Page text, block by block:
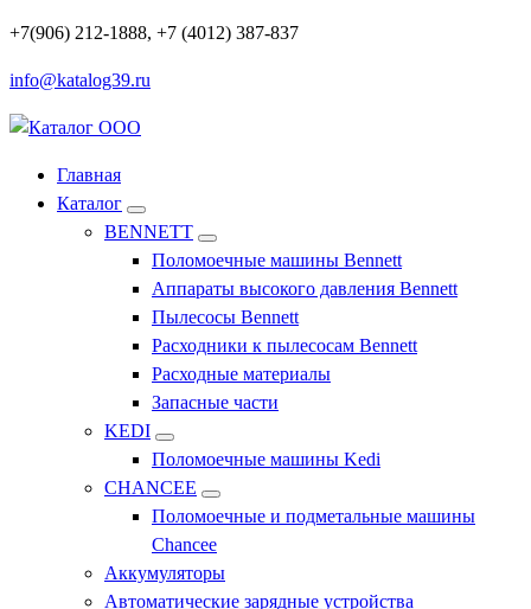
Перейти
содержимому
+7(906) 212-1888, +7 (4012) 387-837
info@katalog39.ru
Профессиональное оборудование и инструменты
Главная
Каталог
BENNETT
Поломоечные машины Bennett
Аппараты высокого давления Bennett
Пылесосы Bennett
Расходники к пылесосам Bennett
Расходные материалы
Запасные части
KEDI
Поломоечные машины Kedi
CHANCEE
Поломоечные и подметальные машины
Chancee
Аккумуляторы
Автоматические зарядные устройства